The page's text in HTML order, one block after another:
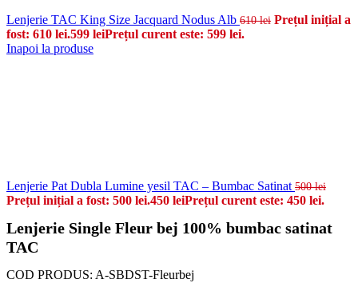
Lenjerie TAC King Size Jacquard Nodus Alb 610lei Prețul inițial a
fost: 610 lei.599 leiPrețul curent este: 599 lei.
Inapoi la produse
Lenjerie Pat Dubla Lumine yesil TAC – Bumbac Satinat 500lei
Prețul inițial a fost: 500 lei.450 leiPrețul curent este: 450 lei.
Lenjerie Single Fleur bej 100% bumbac satinat
TAC
COD PRODUS: A-SBDST-Fleurbej